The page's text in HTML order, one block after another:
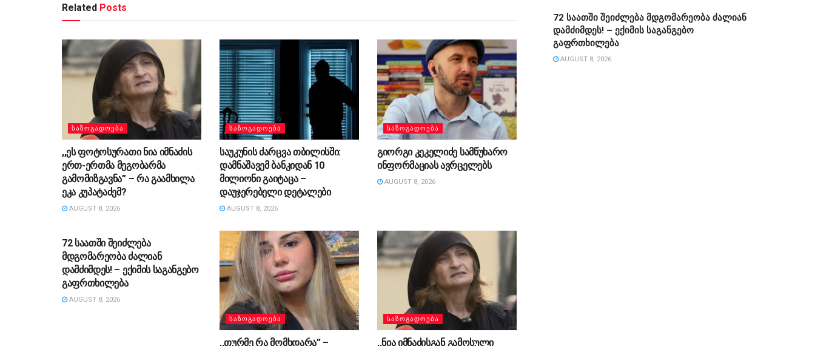
Related Posts
ᲡᲐᲖᲝᲒᲐᲓᲝᲔᲑᲐ
,,ეს ფოტოსურათი ნია იმნაძის
ერთ-ერთმა მეგობარმა
გამომიზგავნა” – რა გაამხილა
ეკა კუპატაძემ?
AUGUST 8, 2026
ᲡᲐᲖᲝᲒᲐᲓᲝᲔᲑᲐ
საუკუნის ძარცვა თბილისში:
დამნაშავემ ბანკიდან 10
მილიონი გაიტაცა –
დაუჯერებელი დეტალები
AUGUST 8, 2026
ᲡᲐᲖᲝᲒᲐᲓᲝᲔᲑᲐ
გიორგი კეკელიძე სამწუხარო
ინფორმაციას ავრცელებს
AUGUST 8, 2026
72 საათში შეიძლება
მდგომარეობა ძალიან
დამძიმდეს! – ექიმის საგანგებო
გაფრთხილება
AUGUST 8, 2026
ᲡᲐᲖᲝᲒᲐᲓᲝᲔᲑᲐ
,,თურმე რა მომხდარა” –
ᲡᲐᲖᲝᲒᲐᲓᲝᲔᲑᲐ
,,ნია იმნაძისგან გამოსული
72 საათში შეიძლება მდგომარეობა ძალიან
დამძიმდეს! – ექიმის საგანგებო
გაფრთხილება
AUGUST 8, 2026